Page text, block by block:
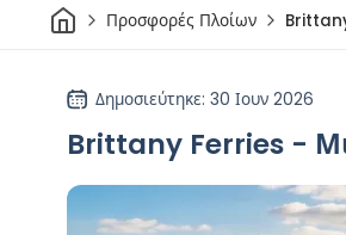
ΣπίτιΠροσφορές Πλοίων
Δημοσιεύτηκε: 30 Ιουν 2026
Brittany Ferries -